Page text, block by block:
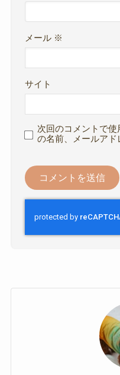
メール ※
サイト
次回のコメントで
の名前、メールアド